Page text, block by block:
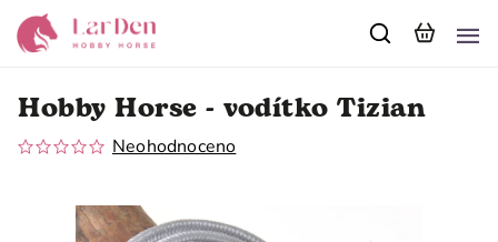
Hobby Horse - vodítko Tizian
Neohodnoceno